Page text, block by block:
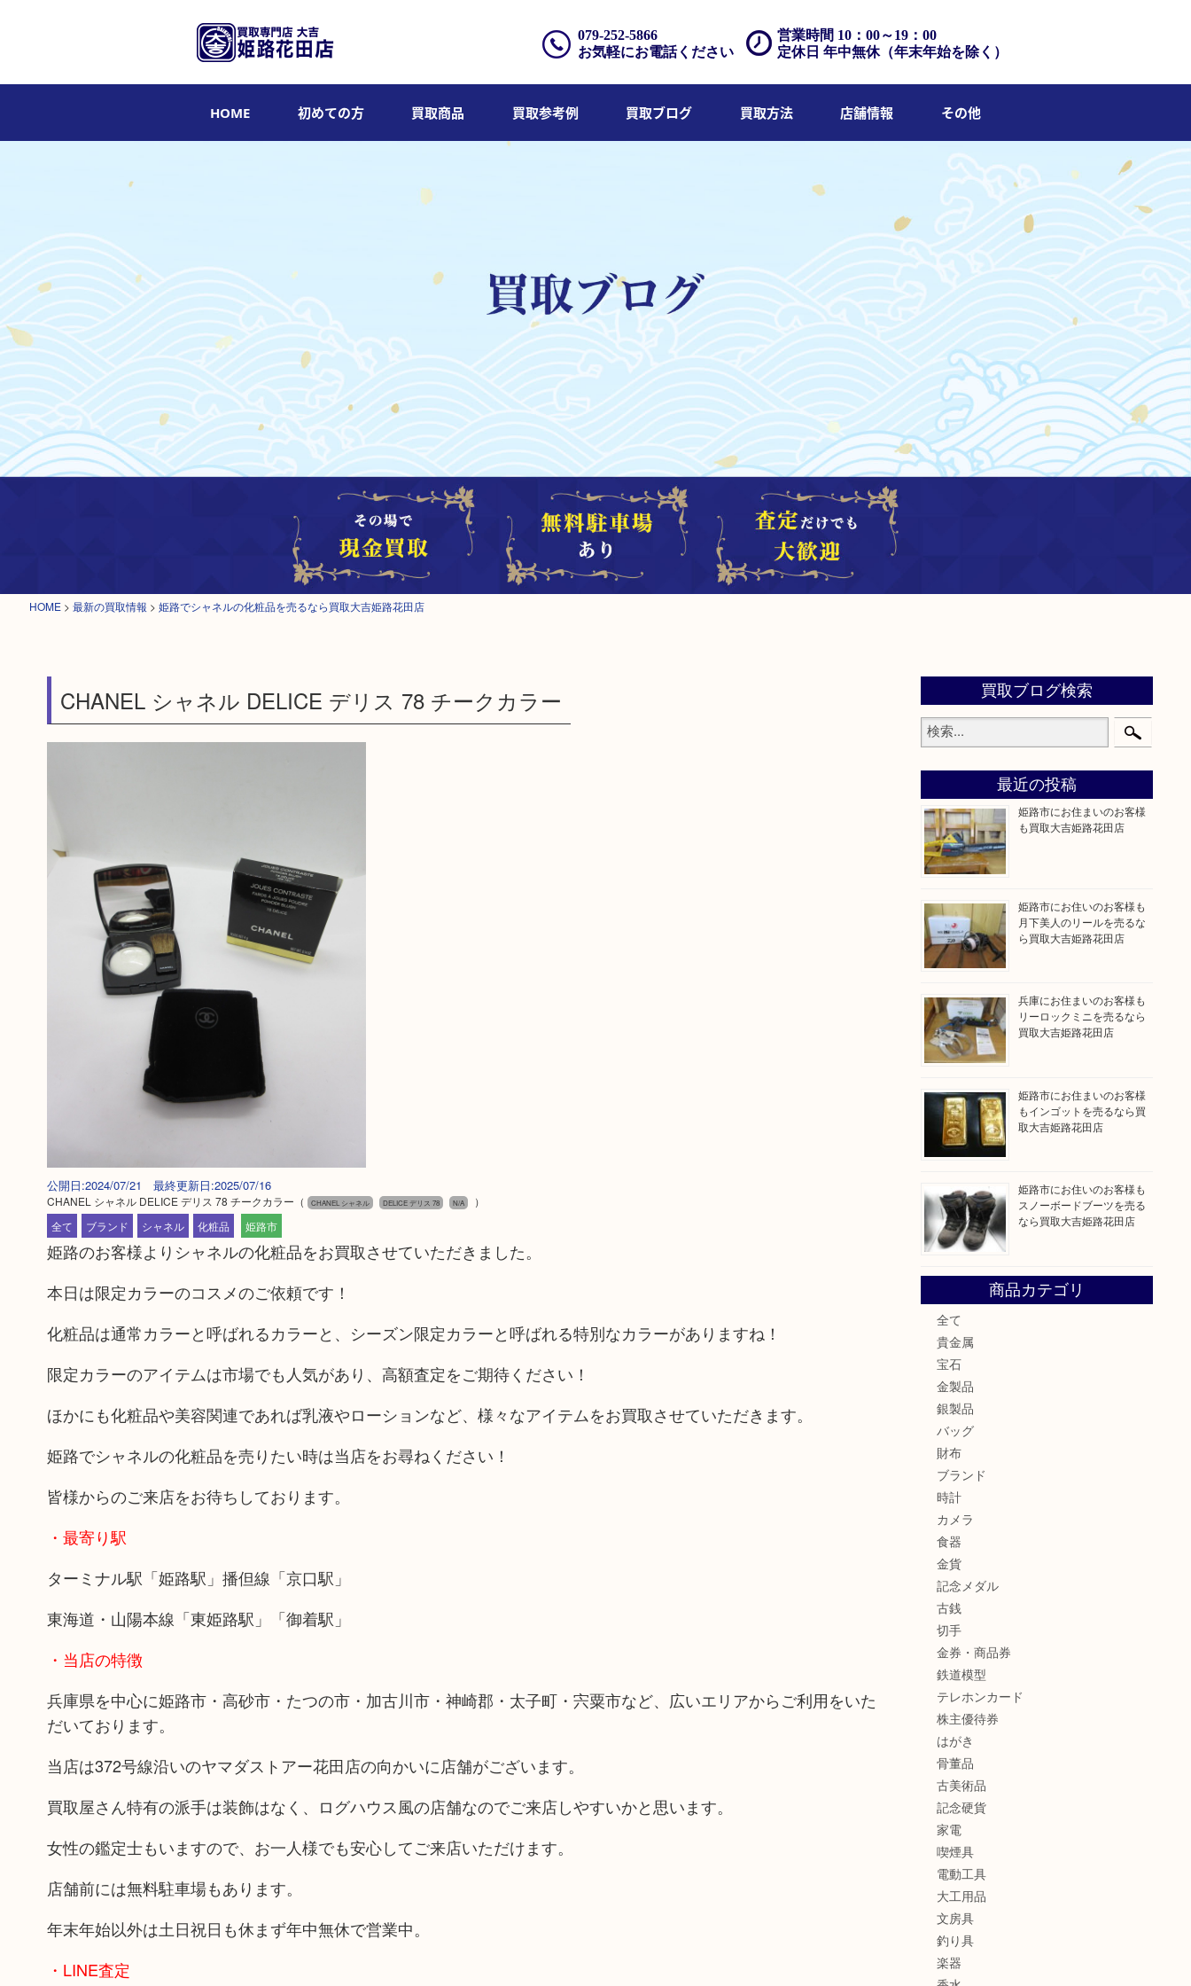
営業時間 10：00～19：00
定休日 年中無休（年末年始を除く）
079-252-5866
お気軽にお電話ください
HOME 初めての方 買取商品 買取参考例 買取ブログ 買取方法 店舗情報 その他
HOME > 最新の買取情報 > 姫路でシャネルの化粧品を売るなら買取大吉姫路花田店
CHANEL シャネル DELICE デリス 78 チークカラー
公開日:2024/07/21 最終更新日:2025/07/16
CHANEL シャネル DELICE デリス 78 チークカラー （ CHANEL シャネル DELICE デリス 78 N/A
）
全て
ブランド シャネル 化粧品 姫路市
姫路のお客様よりシャネルの化粧品をお買取させていただきました。
本日は限定カラーのコスメのご依頼です！
化粧品は通常カラーと呼ばれるカラーと、シーズン限定カラーと呼ばれる特別なカラーがありますね！
限定カラーのアイテムは市場でも人気があり、高額査定をご期待ください！
ほかにも化粧品や美容関連であれば乳液やローションなど、様々なアイテムをお買取させていただきます。
姫路でシャネルの化粧品を売りたい時は当店をお尋ねください！
皆様からのご来店をお待ちしております。
・最寄り駅
ターミナル駅「姫路駅」播但線「京口駅」
東海道・山陽本線「東姫路駅」「御着駅」
・当店の特徴
兵庫県を中心に姫路市・高砂市・たつの市・加古川市・神崎郡・太子町・宍粟市など、広いエリアからご利用をいた
だいております。
当店は372号線沿いのヤマダストアー花田店の向かいに店舗がございます。
買取屋さん特有の派手は装飾はなく、ログハウス風の店舗なのでご来店しやすいかと思います。
女性の鑑定士もいますので、お一人様でも安心してご来店いただけます。
店舗前には無料駐車場もあります。
年末年始以外は土日祝日も休まず年中無休で営業中。
・LINE査定
買取ブログ検索
最近の投稿
姫路市にお住まいのお客様
も買取大吉姫路花田店
姫路市にお住いのお客様も
月下美人のリールを売るな
ら買取大吉姫路花田店
兵庫にお住まいのお客様も
リーロックミニを売るなら
買取大吉姫路花田店
姫路市にお住まいのお客様
もインゴットを売るなら買
取大吉姫路花田店
姫路市にお住いのお客様も
スノーボードブーツを売る
なら買取大吉姫路花田店
商品カテゴリ
全て
貴金属
宝石
金製品
銀製品
バッグ
財布
ブランド
時計
カメラ
食器
金貨
記念メダル
古銭
切手
金券・商品券
鉄道模型
テレホンカード
株主優待券
はがき
骨董品
古美術品
記念硬貨
家電
喫煙具
電動工具
大工用品
文房具
釣り具
楽器